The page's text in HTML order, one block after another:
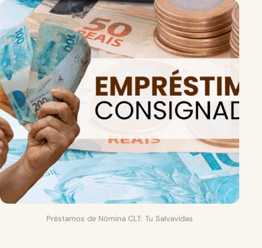
Préstamos de Nómina CLT: Tu Salvavidas